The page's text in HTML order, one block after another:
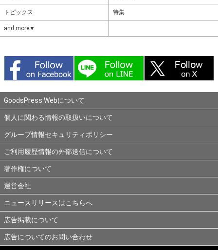
トピックス 特集
and more▼
GoodsPress Webについて
個人に関わる情報の取扱いについて
グループ情報セキュリティポリシー
ご利用履歴情報の外部送信について
著作権について
運営会社
ニュースリリースはこちらへ
広告掲載について
広告についてのお問い合わせ